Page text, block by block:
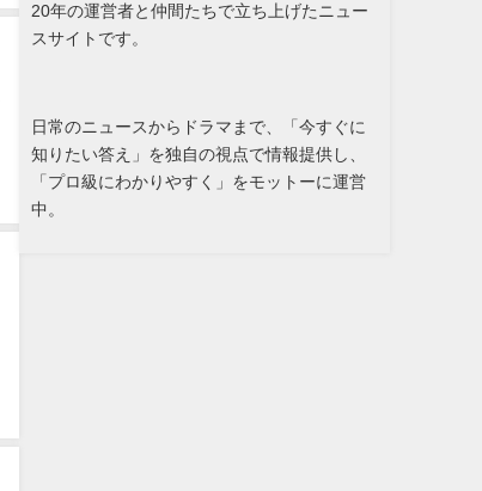
20年の運営者と仲間たちで立ち上げたニュー
スサイトです。
日常のニュースからドラマまで、「今すぐに
知りたい答え」を独自の視点で情報提供し、
「プロ級にわかりやすく」をモットーに運営
中。